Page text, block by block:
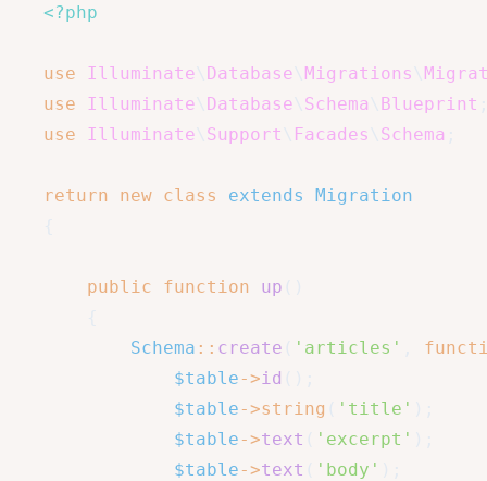
<?php
use Illuminate Database Migrations
use
Illuminate Database Schema Blueprint
use
Illuminate Support Facades Schema
return new class extends
Migration
public function up
Schema :: create 'articles'
$table->id
$table->string 'title'
$table->text 'excerpt'
$table->text 'body'